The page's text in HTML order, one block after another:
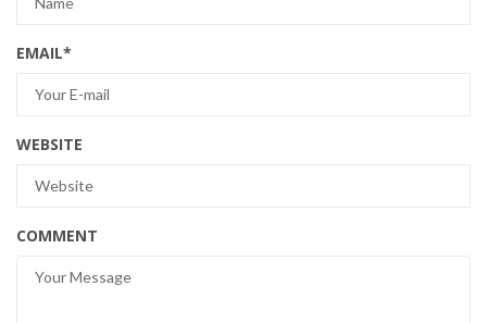
EMAIL*
WEBSITE
COMMENT